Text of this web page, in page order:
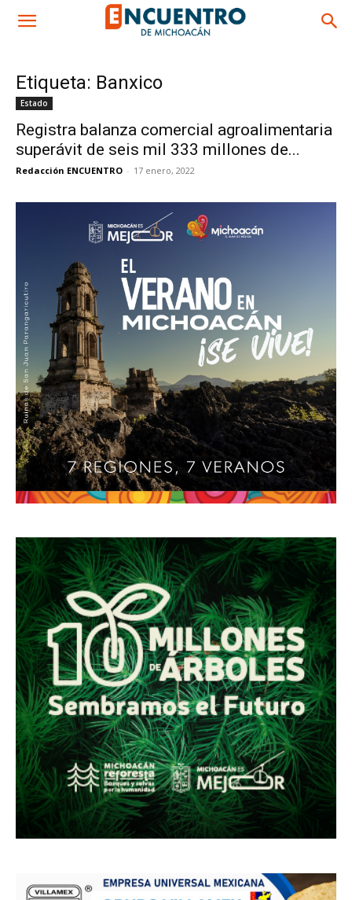
Etiqueta: Banxico
Estado
Registra balanza comercial agroalimentaria
superávit de seis mil 333 millones de...
Redacción ENCUENTRO - 17 enero, 2022